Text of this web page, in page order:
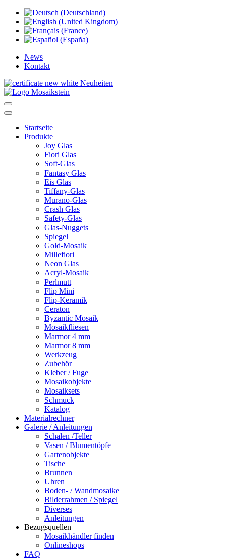
News
Kontakt
Neuheiten
Startseite
Produkte
Joy Glas
Fiori Glas
Soft-Glas
Fantasy Glas
Eis Glas
Tiffany-Glas
Murano-Glas
Crash Glas
Safety-Glas
Glas-Nuggets
Spiegel
Gold-Mosaik
Millefiori
Neon Glas
Acryl-Mosaik
Perlmutt
Flip Mini
Flip-Keramik
Ceraton
Byzantic Mosaik
Mosaikfliesen
Marmor 4 mm
Marmor 8 mm
Werkzeug
Zubehör
Kleber / Fuge
Mosaikobjekte
Mosaiksets
Schmuck
Katalog
Materialrechner
Galerie / Anleitungen
Schalen /Teller
Vasen / Blumentöpfe
Gartenobjekte
Tische
Brunnen
Uhren
Boden- / Wandmosaike
Bilderrahmen / Spiegel
Diverses
Anleitungen
Bezugsquellen
Mosaikhändler finden
Onlineshops
FAQ